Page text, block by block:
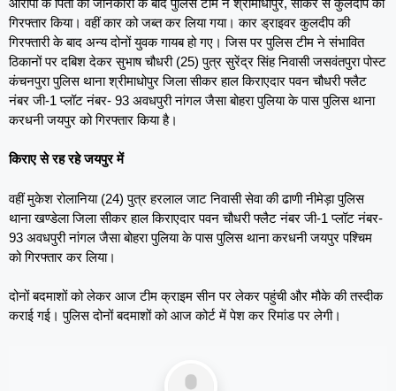
आरोपी के पिता की जानकारी के बाद पुलिस टीम ने श्रीमाधोपुर, सीकर से कुलदीप को
गिरफ्तार किया। वहीं कार को जब्त कर लिया गया। कार ड्राइवर कुलदीप की
गिरफ्तारी के बाद अन्य दोनों युवक गायब हो गए। जिस पर पुलिस टीम ने संभावित
ठिकानों पर दबिश देकर सुभाष चौधरी (25) पुत्र सुरेंद्र सिंह निवासी जसवंतपुरा पोस्ट
कंचनपुरा पुलिस थाना श्रीमाधोपुर जिला सीकर हाल किराएदार पवन चौधरी फ्लैट
नंबर जी-1 प्लॉट नंबर- 93 अवधपुरी नांगल जैसा बोहरा पुलिया के पास पुलिस थाना
करधनी जयपुर को गिरफ्तार किया है।
किराए से रह रहे जयपुर में
वहीं मुकेश रोलानिया (24) पुत्र हरलाल जाट निवासी सेवा की ढाणी नीमेड़ा पुलिस
थाना खण्डेला जिला सीकर हाल किराएदार पवन चौधरी फ्लैट नंबर जी-1 प्लॉट नंबर-
93 अवधपुरी नांगल जैसा बोहरा पुलिया के पास पुलिस थाना करधनी जयपुर पश्चिम
को गिरफ्तार कर लिया।
दोनों बदमाशों को लेकर आज टीम क्राइम सीन पर लेकर पहुंची और मौके की तस्दीक
कराई गई। पुलिस दोनों बदमाशों को आज कोर्ट में पेश कर रिमांड पर लेगी।